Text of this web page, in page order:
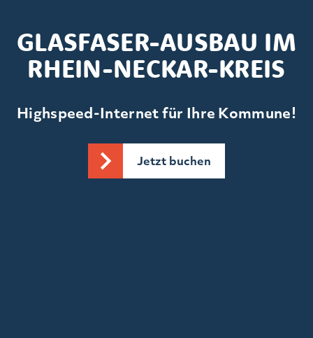
GLASFASER-AUSBAU IM
RHEIN-NECKAR-KREIS
Highspeed-Internet für Ihre Kommune!
Jetzt buchen